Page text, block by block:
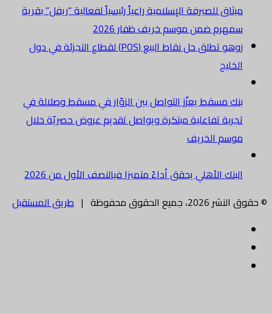
ميثاق للصيرفة الإسلامية راعياً رئيسياً لفعالية “ريفل” بقرية
سمهرم ضمن موسم خريف ظفار 2026
زوهو تطلق حل نقاط البيع (POS) لقطاع التجزئة في دول
الخليج
بنك مسقط يعزّز التواصل بين الزوّار في مسقط وصلالة في
تجربة تفاعلية مبتكرة ويواصل تقديم عروض حصريّة خلال
موسم الخريف
البنك الأهلي يحقق أداءً متميزا فيالنصف الأول من 2026
© حقوق النشر 2026، جميع الحقوق محفوظة |
طريق المستقبل